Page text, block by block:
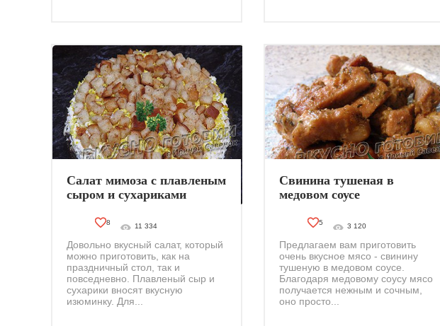
Салат мимоза с плавленым
сыром и сухариками
8 11 334
Довольно вкусный салат, который
можно приготовить, как на
праздничный стол, так и
повседневно. Плавленый сыр и
сухарики вносят вкусную
изюминку. Для...
Свинина тушеная в
медовом соусе
5 3 120
Предлагаем вам приготовить
очень вкусное мясо - свинину
тушеную в медовом соусе.
Благодаря медовому соусу мясо
получается нежным и сочным,
оно просто...